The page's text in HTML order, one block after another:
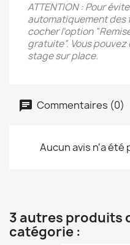
ATTENTION :Pour
automatiquement des
cocher l'option
gratuite”. Vous
stage sur place.
Commentaires (0)
Aucun avis n'a été
3 autres produits
catégorie :